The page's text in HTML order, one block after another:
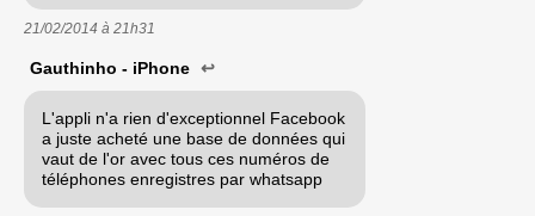
21/02/2014 à 21h31
Gauthinho - iPhone ↩
L'appli n'a rien d'exceptionnel Facebook
a juste acheté une base de données qui
vaut de l'or avec tous ces numéros de
téléphones enregistres par whatsapp